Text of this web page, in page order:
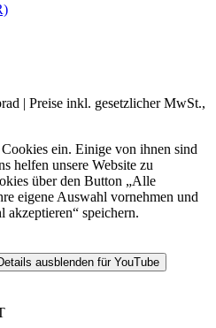
| Preise inkl. gesetzlicher MwSt.,
ein. Einige von ihnen sind
helfen unsere Website zu
über den Button „Alle
eigene Auswahl vornehmen und
speichern.
ausblenden für YouTube